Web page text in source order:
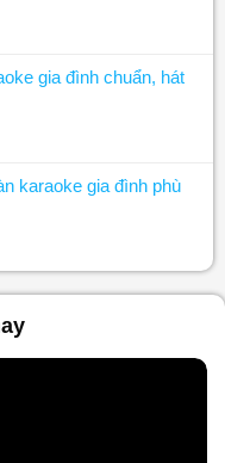
gia đình chuẩn, hát
karaoke gia đình phù